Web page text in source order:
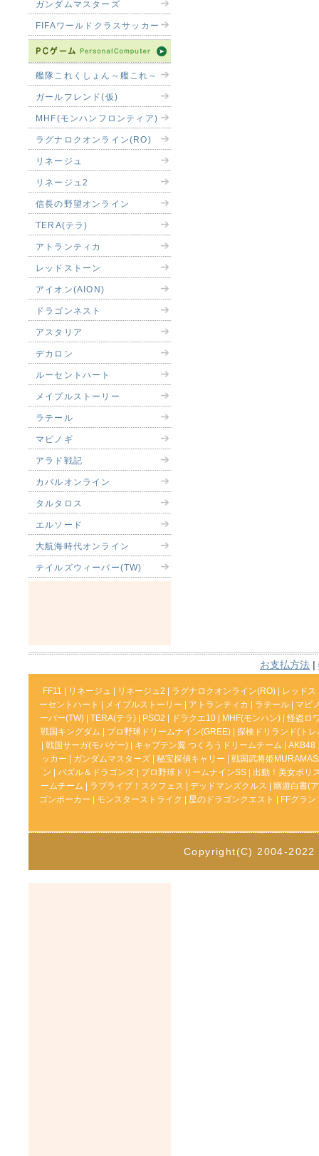
ガンダムマスターズ
FIFAワールドクラスサッカー
艦隊これくしょん～艦これ～
ガールフレンド(仮)
MHF(モンハンフロンティア)
ラグナロクオンライン(RO)
リネージュ
リネージュ2
信長の野望オンライン
TERA(テラ)
アトランティカ
レッドストーン
アイオン(AION)
ドラゴンネスト
アスタリア
デカロン
ルーセントハート
メイプルストーリー
ラテール
マビノギ
アラド戦記
カバルオンライン
タルタロス
エルソード
大航海時代オンライン
テイルズウィーバー(TW)
お支払方法 |
FF11 リネージュ リネージュ2 ラグナロクオンライン(RO)
レッドス
ーセントハート
メイプルストーリー アトランティカ ラテール
マビ
ーバー(TW)| TERA(テラ)| PSO2 ドラクエ10| MHF(モンハン)|怪盗ロ
戦国キングダム
プロ野球ドリームナイン(GREE)
探検ドリランド(トレ
戦国サーガ(モバゲー)| キャプテン翼 つくろうドリームチーム
AKB48
ッカー
ガンダムマスターズ| 秘宝探偵キャリー
戦国武将姫
ン
パズル＆ドラゴンズ プロ野球ドリームナインSS
出動！美女ポリ
ームチーム
ラブライブ！スクフェス デッドマンズクルス
幽遊白書(
ゴンポーカー
モンスターストライク 星のドラゴンクエスト FFグラ
Copyright(C) 2004-2022